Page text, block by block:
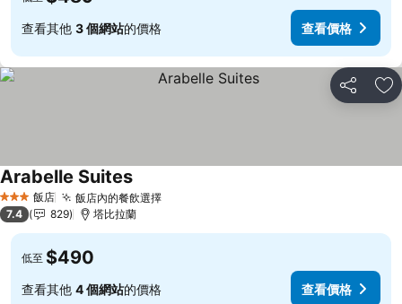
查看其他 3 個網站的價格 查看價格
分享 加
3 星級 飯店 飯店內的餐飲選擇查看價格
Arabelle Suites查看價格
7.4 829 塔比拉蘭
低至 $490
查看其他 4 個網站的價格 查看價格